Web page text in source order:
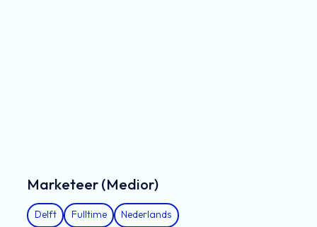
Marketeer (Medior)
Delft Fulltime Nederlands